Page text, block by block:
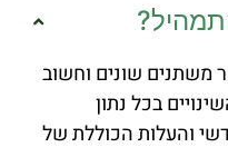
משתנים שונים וחשוב
בכל נתון
והעלות הכוללת של